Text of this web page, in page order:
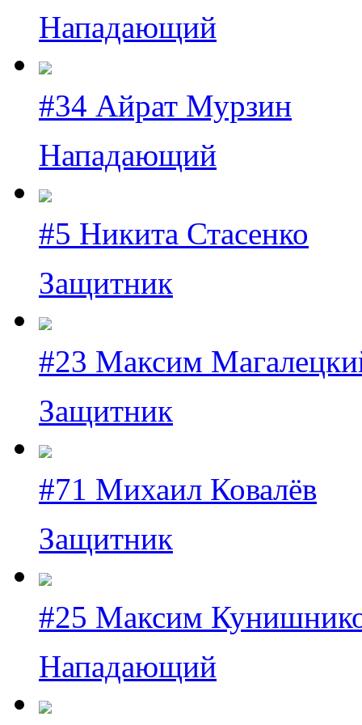
Нападающий
#34 Айрат Мурзин
Нападающий
#5 Никита Стасенко
Защитник
#23 Максим
Защитник
#71 Михаил Ковалёв
Защитник
#25 Максим
Нападающий